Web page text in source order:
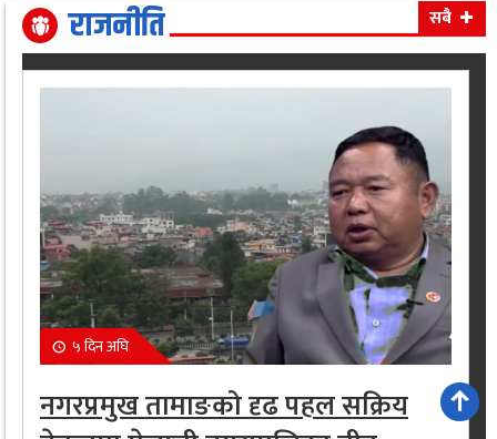
राजनीति सबै
५ दिन अघि
नगरप्रमुख तामाङको दृढ पहल सक्रिय